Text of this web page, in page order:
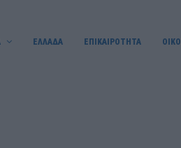
ΕΛΛΑΔΑ ΕΠΙΚΑΙΡΟΤΗΤΑ